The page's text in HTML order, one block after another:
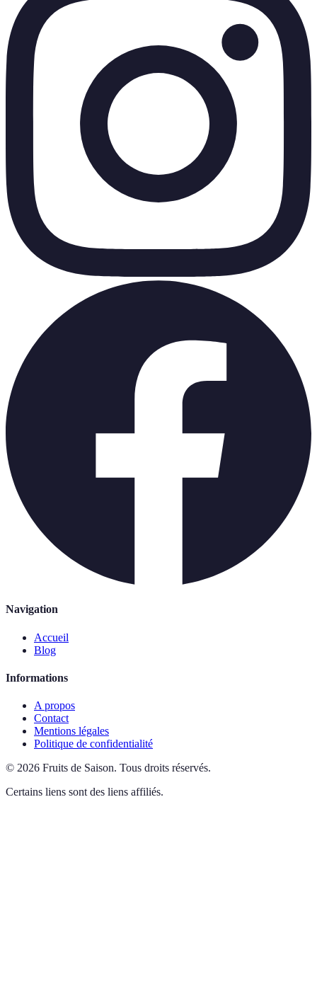
Navigation
Accueil
Blog
Informations
A propos
Contact
Mentions légales
Politique de confidentialité
© 2026 Fruits de Saison. Tous droits réservés.
Certains liens sont des liens affiliés.